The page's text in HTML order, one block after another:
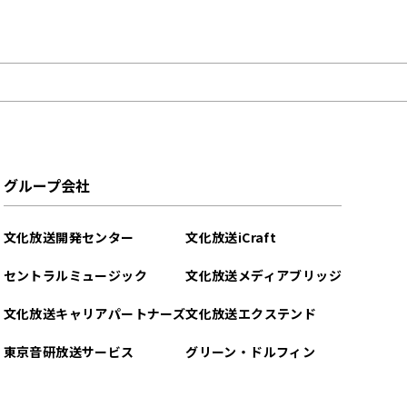
グループ会社
文化放送開発センター
セントラルミュージック
文化放送キャリアパートナーズ
東京音研放送サービス
文化放送iCraft
文化放送メディアブリッジ
文化放送エクステンド
グリーン・ドルフィン